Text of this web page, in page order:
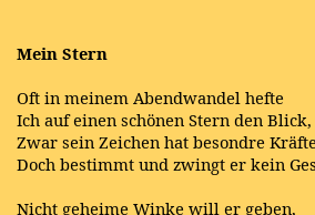
Mein Stern
Oft in meinem Abendwandel hefte
Ich auf einen schönen Stern den Blick,
Zwar sein Zeichen hat besondre
Doch bestimmt und zwingt er kein
Nicht geheime Winke will er geben,